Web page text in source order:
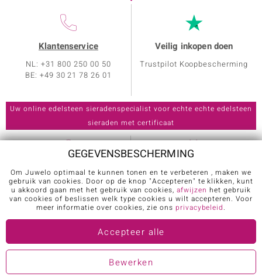
Klantenservice
NL: +31 800 250 00 50
BE: +49 30 21 78 26 01
Veilig inkopen doen
Trustpilot Koopbescherming
Klantenservice
Echtheidscertificaat
Welkomstpakket
Ringmaten
Verzending en retouren
Over Juwelo
Sieradenspecialisten
Presentatoren
Nieuwsbrief
Wereld van edelstenen
GEGEVENSBESCHERMING
Om Juwelo optimaal te kunnen tonen en te verbeteren , maken we
gebruik van cookies. Door op de knop "Accepteren" te klikken, kunt
u akkoord gaan met het gebruik van cookies,afwijzen het gebruik
van cookies of beslissen welk type cookies u wilt accepteren. Voor
meer informatie over cookies, zie ons privacybeleid.
Accepteer alle
Bewerken